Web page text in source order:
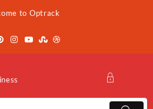
to Optrack